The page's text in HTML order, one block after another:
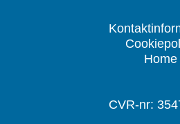
Home
CVR-nr: